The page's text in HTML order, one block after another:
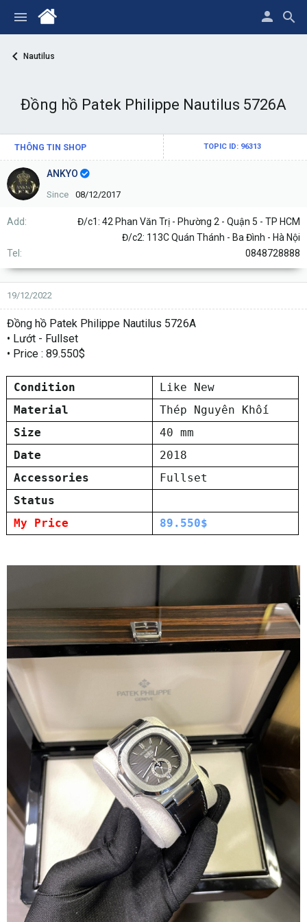
Nautilus
Đồng hồ Patek Philippe Nautilus 5726A
THÔNG TIN SHOP TOPIC ID: 96313
ANKYO
Since 08/12/2017
Add
Đ/c1: 42 Phan Văn Trị - Phường 2 - Quận 5 - TP HCM
Đ/c2: 113C Quán Thánh - Ba Đình - Hà Nội
Tel
0848728888
19/12/2022
Đồng hồ Patek Philippe Nautilus 5726A
• Lướt - Fullset
• Price : 89.550$
Condition
Like New
Material
Thép Nguyên Khối
Size
40 mm
Date
2018
Accessories
Fullset
Status
My Price
89.550$